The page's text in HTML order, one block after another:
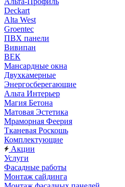
Deckart
Alta West
Groentec
ПВХ панели
Вивипан
ВЕК
Мансардные окна
Двухкамерные
Энергосберегающие
Альта Интерьер
Магия Бетона
Матовая Эстетика
Мраморная Феерия
Тканевая Роскошь
Комплектующие
Акции
Услуги
Фасадные работы
Монтаж сайдинга